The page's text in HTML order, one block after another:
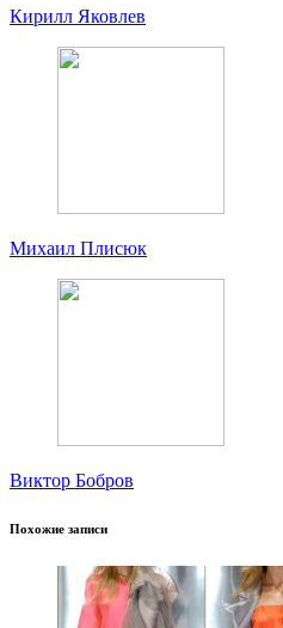
Кирилл Яковлев
Михаил Плисюк
Виктор Бобров
Похожие записи